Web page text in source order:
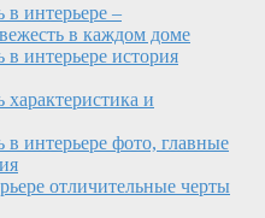
интерьере –
в каждом доме
интерьере история
и
интерьере фото, главные
отличительные черты